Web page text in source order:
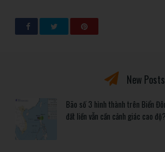
New Posts
Bão số 3 hình thành trên Biển
đất liền vẫn cần cảnh giác cao độ?